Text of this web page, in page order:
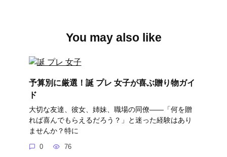
You may also like
予算別に厳選！誕 プレ 女子が喜ぶ贈り物ガイ
ド
大切な友達、彼女、姉妹、職場の同僚――「何を贈
れば喜んでもらえるだろう？」と迷った経験はあり
ませんか？特に
0 76